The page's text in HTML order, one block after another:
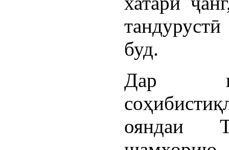
буд.
Дар
ояндаи